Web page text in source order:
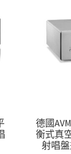
德國
衡式真
射唱